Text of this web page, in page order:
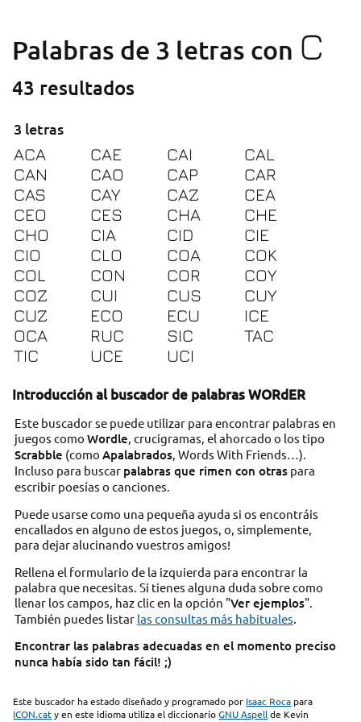
Palabras de 3 letras con C
43 resultados
3 letras
ACA CAE CAI
CAL
CAN
CAO CAP
CAR
CAS
CAY CAZ
CEA
CEO
CES CHA
CHE
CHO
CIA CID
CIE
CIO
CLO COA
COK
COL
CON COR
COY
COZ
CUI CUS
CUY
CUZ
ECO ECU
ICE
OCA
RUC SIC
TAC
TIC
UCE UCI
Introducción al buscador de palabras WORdER
Este buscador se puede utilizar para encontrar palabras en
juegos como Wordle, crucigramas, el ahorcado o los tipo
Scrabble (como Apalabrados, Words With Friends…).
Incluso para buscar palabras que rimen con otraspara
escribir poesías o canciones.
Puede usarse como una pequeña ayuda si os encontráis
encallados en alguno de estos juegos, o, simplemente,
para dejar alucinando vuestros amigos!
Rellena el formulario de la izquierda para encontrar la
palabra que necesitas. Si tienes alguna duda sobre como
llenar los campos, haz clic en la opción "Ver ejemplos".
También puedes listar las consultas más habituales
Encontrar las palabras adecuadas en el momento preciso
nunca había sido tan fácil! ;)
Este buscador ha estado diseñado y programado por Isaac Roca para
ICON.caty en este idioma utiliza el diccionarioGNU Aspellde Kevin